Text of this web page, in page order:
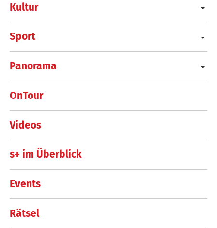
Kultur
Sport
Panorama
OnTour
Videos
s+ im Überblick
Events
Rätsel